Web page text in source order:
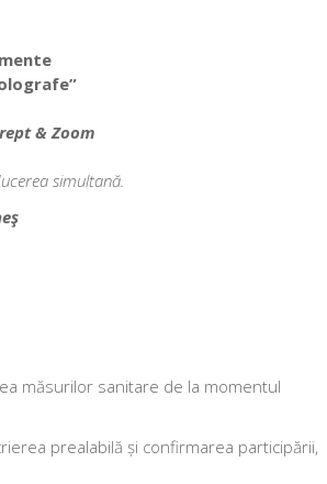
& Zoom
simultană.
măsurilor sanitare de la momentul
prealabilă și confirmarea participării,